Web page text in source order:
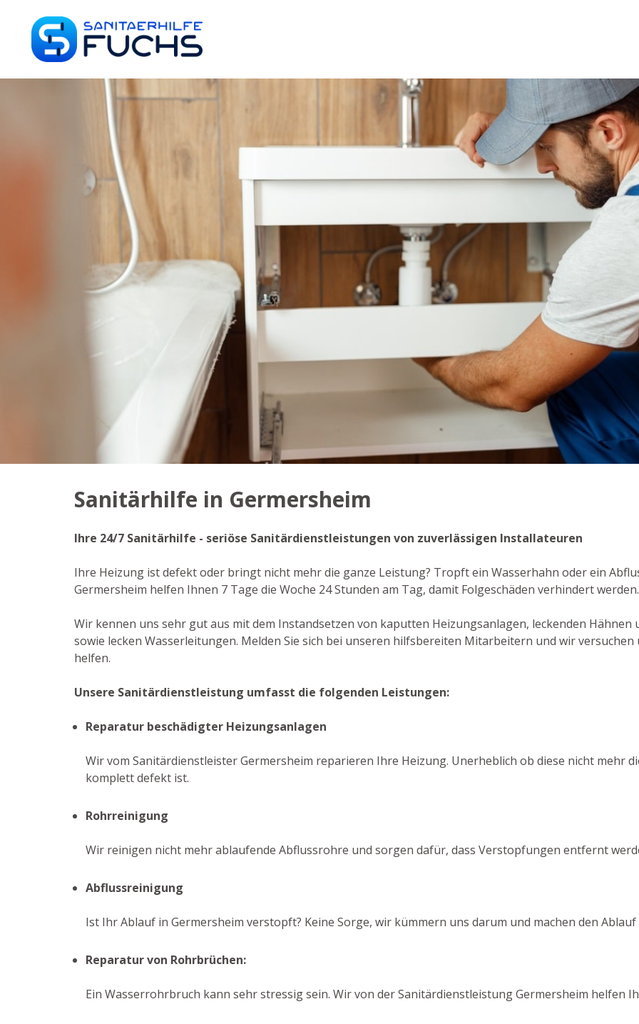
Sanitärhilfe in Germersheim
Ihre 24/7 Sanitärhilfe - seriöse Sanitärdienstleistungen von zuverlässigen Installateuren
Ihre Heizung ist defekt oder bringt nicht mehr die ganze Leistung? Tropft ein Wasserhahn oder ein
Germersheim helfen Ihnen 7 Tage die Woche 24 Stunden am Tag, damit Folgeschäden verhindert werden.
Wir kennen uns sehr gut aus mit dem Instandsetzen von kaputten Heizungsanlagen, leckenden
sowie lecken Wasserleitungen. Melden Sie sich bei unseren hilfsbereiten Mitarbeitern und wir
helfen.
Unsere Sanitärdienstleistung umfasst die folgenden Leistungen:
Reparatur beschädigter Heizungsanlagen
Wir vom Sanitärdienstleister Germersheim reparieren Ihre Heizung. Unerheblich ob diese nicht mehr
komplett defekt ist.
Rohrreinigung
Wir reinigen nicht mehr ablaufende Abflussrohre und sorgen dafür, dass Verstopfungen entfernt
Abflussreinigung
Ist Ihr Ablauf in Germersheim verstopft? Keine Sorge, wir kümmern uns darum und machen den
Reparatur von Rohrbrüchen:
Ein Wasserrohrbruch kann sehr stressig sein. Wir von der Sanitärdienstleistung Germersheim helfen